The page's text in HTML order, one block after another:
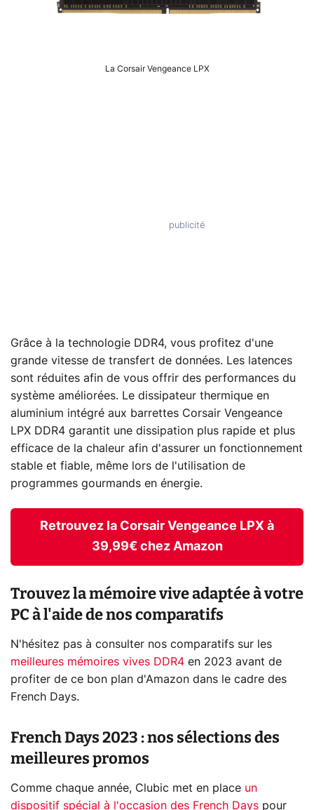
La Corsair Vengeance LPX
Grâce à la technologie DDR4, vous profitez d'une
grande vitesse de transfert de données. Les latences
sont réduites afin de vous offrir des performances du
système améliorées. Le dissipateur thermique en
aluminium intégré aux barrettes Corsair Vengeance
LPX DDR4 garantit une dissipation plus rapide et plus
efficace de la chaleur afin d'assurer un fonctionnement
stable et fiable, même lors de l'utilisation de
programmes gourmands en énergie.
Retrouvez la Corsair Vengeance LPX à
39,99€ chez Amazon
Trouvez la mémoire vive adaptée à votre
PC à l'aide de nos comparatifs
N'hésitez pas à consulter nos comparatifs sur les
meilleures mémoires vives DDR4 en 2023 avant de
profiter de ce bon plan d'Amazon dans le cadre des
French Days.
French Days 2023 : nos sélections des
meilleures promos
Comme chaque année, Clubic met en place un
dispositif spécial à l'occasion des French Days pour